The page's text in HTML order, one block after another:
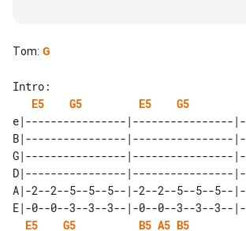
Tom: G
Intro:
E5
G5 E5
G5
e|----------------|----------------|-
B|----------------|----------------|-
G|----------------|----------------|-
D|----------------|----------------|-
A|-2--2--5--5--5--|-2--2--5--5--5--|-
E|-0--0--3--3--3--|-0--0--3--3--3--|-
E5
G5 B5 A5 B5